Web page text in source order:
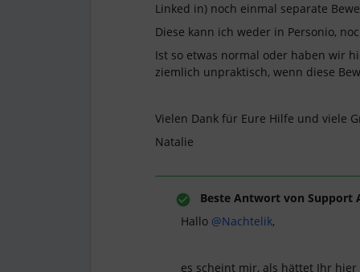
Linked in) noch einmal separate
Diese kann ich weder in Personio,
Ist so etwas normal oder haben wir
ziemlich unpraktisch, wenn diese
Vielen Dank für Eure Hilfe und viele
Natalie
Beste Antwort von Support
Hallo @Nachtelik,
es scheint mir, als hättet Ihr